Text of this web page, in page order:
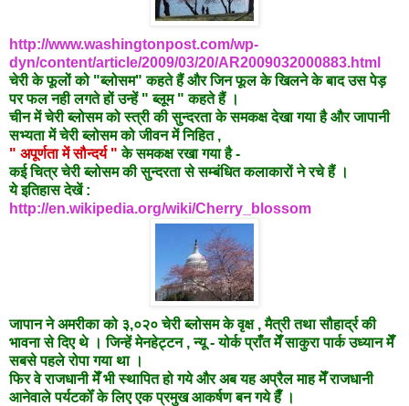
http://www.washingtonpost.com/wp-
dyn/content/article/2009/03/20/AR2009032000883.html
चेरी के फूलों को "ब्लोसम" कहते हैं और जिन फूल के खिलने के बाद उस पेड़
पर फल नही लगते हों उन्हें " ब्लूम " कहते हैं ।
चीन में चेरी ब्लोसम को स्त्री की सुन्दरता के समकक्ष देखा गया है और जापानी
सभ्यता में चेरी ब्लोसम को जीवन में निहित ,
" अपूर्णता में सौन्दर्य "के समकक्ष रखा गया है -
कई चित्र चेरी ब्लोसम की सुन्दरता से सम्बंधित कलाकारों ने रचे हैं ।
ये इतिहास देखें :
http://en.wikipedia.org/wiki/Cherry_blossom
जापान ने अमरीका को ३,०२० चेरी ब्लोसम के वृक्ष , मैत्री तथा सौहार्द्र की
भावना से दिए थे । जिन्हें मेनहेट्टन , न्यू - योर्क प्राँत मेँ साकुरा पार्क उध्यान मेँ
सबसे पहले रोपा गया था ।
फिर वे राजधानी मेँ भी स्थापित हो गये और अब यह अप्रैल माह मेँ राजधानी
आनेवाले पर्यटकोँ के लिए एक प्रमुख आकर्षण बन गये हैँ ।